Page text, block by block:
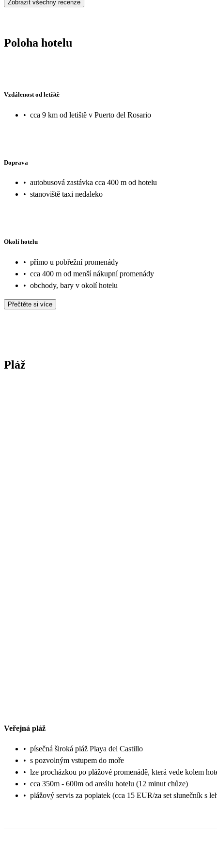
Zobrazit všechny recenze
Poloha hotelu
Vzdálenost od letiště
• cca 9 km od letiště v Puerto del Rosario
Doprava
• autobusová zastávka cca 400 m od hotelu
• stanoviště taxi nedaleko
Okolí hotelu
• přímo u pobřežní promenády
• cca 400 m od menší nákupní promenády
• obchody, bary v okolí hotelu
Přečtěte si více
Pláž
Veřejná pláž
• písečná široká pláž Playa del Castillo
• s pozvolným vstupem do moře
• lze procházkou po plážové promenádě, která vede kolem
• cca 350m - 600m od areálu hotelu (12 minut chůze)
• plážový servis za poplatek (cca 15 EUR/za set slunečník s